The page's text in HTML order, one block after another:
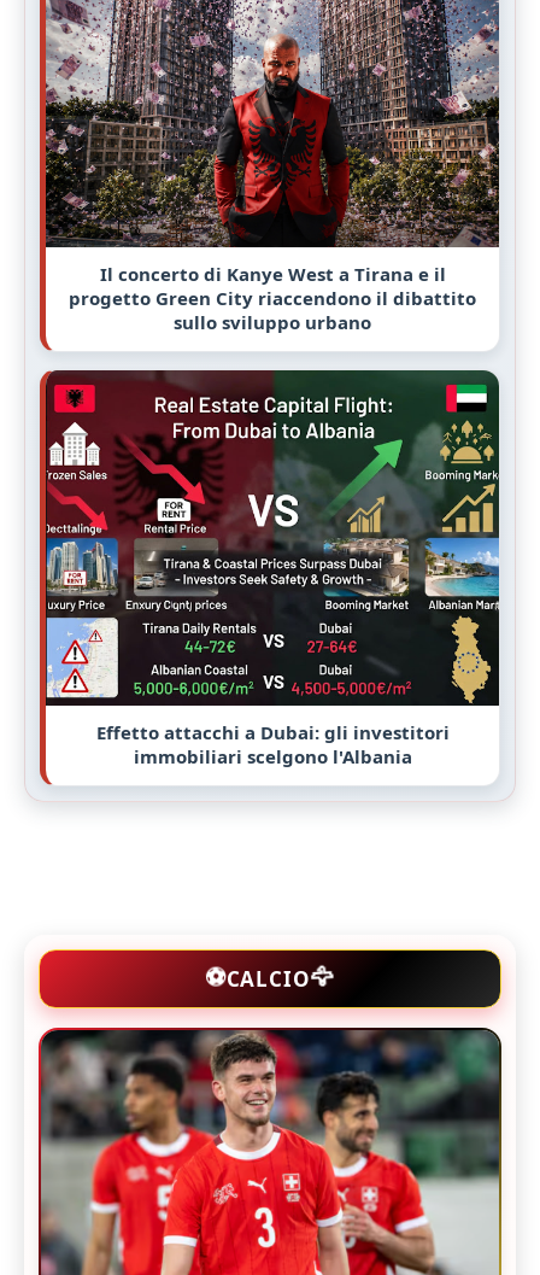
Il concerto di Kanye West a Tirana e il
progetto Green City riaccendono il dibattito
sullo sviluppo urbano
Effetto attacchi a Dubai: gli investitori
immobiliari scelgono l'Albania
⚽CALCIO🦅